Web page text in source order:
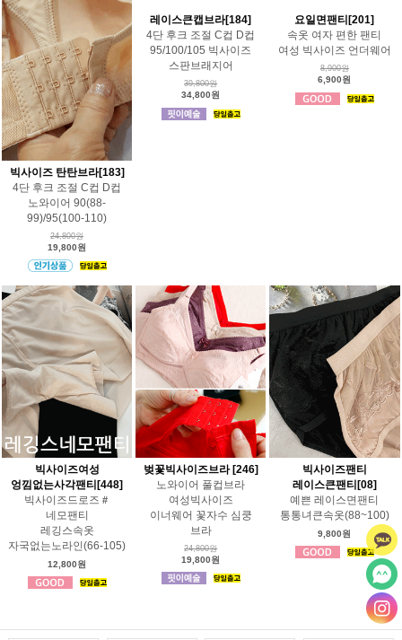
빅사이즈 탄탄브라[183]
4단 후크 조절 C컵 D컵
노와이어 90(88-
99)/95(100-110)
24,800원
19,800원
레이스큰캡브라[184]
4단 후크 조절 C컵 D컵
95/100/105 빅사이즈
스판브래지어
39,800원
34,800원
요일면팬티[201]
속옷 여자 편한 팬티
여성 빅사이즈 언더웨어
8,900원
6,900원
빅사이즈여성
엉낌없는사각팬티[448]
빅사이즈드로즈＃
네모팬티
레깅스속옷
자국없는노라인(66-105)
12,800원
벚꽃빅사이즈브라 [246]
노와이어 풀컵브라
여성빅사이즈
이너웨어 꽃자수 심쿵
브라
24,800원
19,800원
빅사이즈팬티
레이스큰팬티[08]
예쁜 레이스면팬티
통통녀큰속옷(88~100)
9,800원